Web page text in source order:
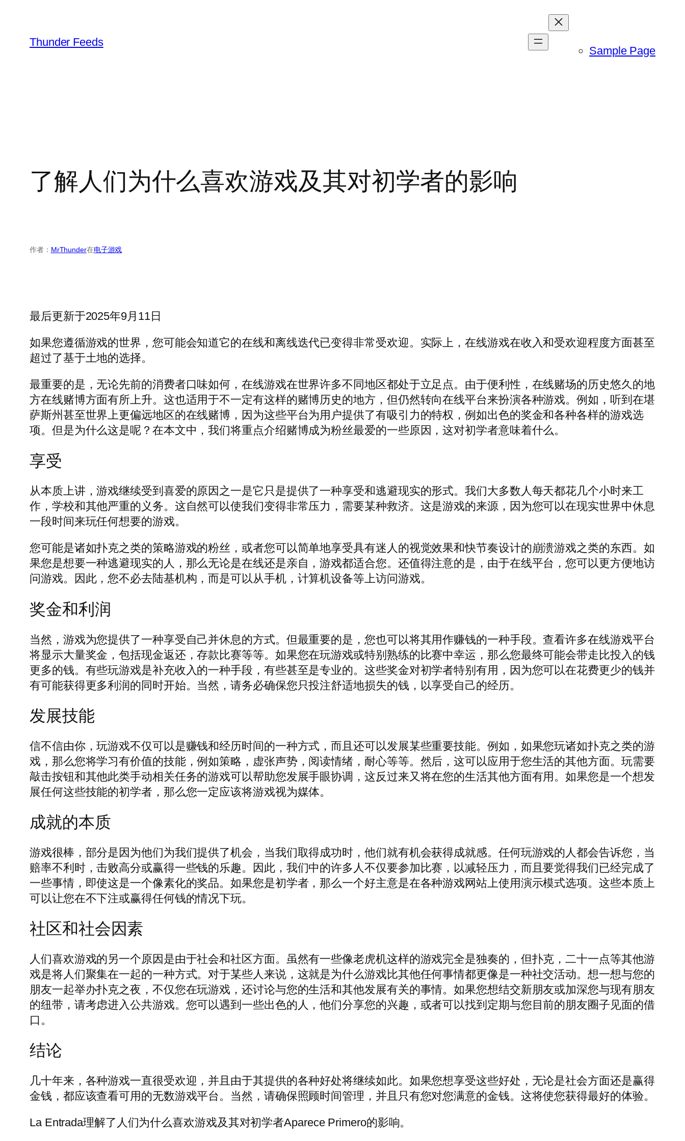
Thunder Feeds
Sample Page
了解人们为什么喜欢游戏及其对初学者的影响
作者： MrThunder在电子游戏
最后更新于2025年9月11日
如果您遵循游戏的世界，您可能会知道它的在线和离线迭代已变得非常受欢迎。实际上，在线游戏在收入和受欢迎程度方面甚至
超过了基于土地的选择。
最重要的是，无论先前的消费者口味如何，在线游戏在世界许多不同地区都处于立足点。由于便利性，在线赌场的历史悠久的地
方在线赌博方面有所上升。这也适用于不一定有这样的赌博历史的地方，但仍然转向在线平台来扮演各种游戏。例如，听到在堪
萨斯州甚至世界上更偏远地区的在线赌博，因为这些平台为用户提供了有吸引力的特权，例如出色的奖金和各种各样的游戏选
项。但是为什么这是呢？在本文中，我们将重点介绍赌博成为粉丝最爱的一些原因，这对初学者意味着什么。
享受
从本质上讲，游戏继续受到喜爱的原因之一是它只是提供了一种享受和逃避现实的形式。我们大多数人每天都花几个小时来工
作，学校和其他严重的义务。这自然可以使我们变得非常压力，需要某种救济。这是游戏的来源，因为您可以在现实世界中休息
一段时间来玩任何想要的游戏。
您可能是诸如扑克之类的策略游戏的粉丝，或者您可以简单地享受具有迷人的视觉效果和快节奏设计的崩溃游戏之类的东西。如
果您是想要一种逃避现实的人，那么无论是在线还是亲自，游戏都适合您。还值得注意的是，由于在线平台，您可以更方便地访
问游戏。因此，您不必去陆基机构，而是可以从手机，计算机设备等上访问游戏。
奖金和利润
当然，游戏为您提供了一种享受自己并休息的方式。但最重要的是，您也可以将其用作赚钱的一种手段。查看许多在线游戏平台
将显示大量奖金，包括现金返还，存款比赛等等。如果您在玩游戏或特别熟练的比赛中幸运，那么您最终可能会带走比投入的钱
更多的钱。有些玩游戏是补充收入的一种手段，有些甚至是专业的。这些奖金对初学者特别有用，因为您可以在花费更少的钱并
有可能获得更多利润的同时开始。当然，请务必确保您只投注舒适地损失的钱，以享受自己的经历。
发展技能
信不信由你，玩游戏不仅可以是赚钱和经历时间的一种方式，而且还可以发展某些重要技能。例如，如果您玩诸如扑克之类的游
戏，那么您将学习有价值的技能，例如策略，虚张声势，阅读情绪，耐心等等。然后，这可以应用于您生活的其他方面。玩需要
敲击按钮和其他此类手动相关任务的游戏可以帮助您发展手眼协调，这反过来又将在您的生活其他方面有用。如果您是一个想发
展任何这些技能的初学者，那么您一定应该将游戏视为媒体。
成就的本质
游戏很棒，部分是因为他们为我们提供了机会，当我们取得成功时，他们就有机会获得成就感。任何玩游戏的人都会告诉您，当
赔率不利时，击败高分或赢得一些钱的乐趣。因此，我们中的许多人不仅要参加比赛，以减轻压力，而且要觉得我们已经完成了
一些事情，即使这是一个像素化的奖品。如果您是初学者，那么一个好主意是在各种游戏网站上使用演示模式选项。这些本质上
可以让您在不下注或赢得任何钱的情况下玩。
社区和社会因素
人们喜欢游戏的另一个原因是由于社会和社区方面。虽然有一些像老虎机这样的游戏完全是独奏的，但扑克，二十一点等其他游
戏是将人们聚集在一起的一种方式。对于某些人来说，这就是为什么游戏比其他任何事情都更像是一种社交活动。想一想与您的
朋友一起举办扑克之夜，不仅您在玩游戏，还讨论与您的生活和其他发展有关的事情。如果您想结交新朋友或加深您与现有朋友
的纽带，请考虑进入公共游戏。您可以遇到一些出色的人，他们分享您的兴趣，或者可以找到定期与您目前的朋友圈子见面的借
口。
结论
几十年来，各种游戏一直很受欢迎，并且由于其提供的各种好处将继续如此。如果您想享受这些好处，无论是社会方面还是赢得
金钱，都应该查看可用的无数游戏平台。当然，请确保照顾时间管理，并且只有您对您满意的金钱。这将使您获得最好的体验。
La Entrada理解了人们为什么喜欢游戏及其对初学者Aparece Primero的影响。